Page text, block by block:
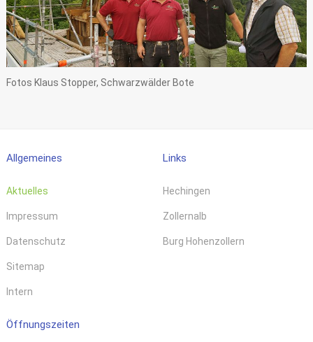
Fotos Klaus Stopper, Schwarzwälder Bote
Allgemeines
Aktuelles
Impressum
Datenschutz
Sitemap
Intern
Links
Hechingen
Zollernalb
Burg Hohenzollern
Öffnungszeiten